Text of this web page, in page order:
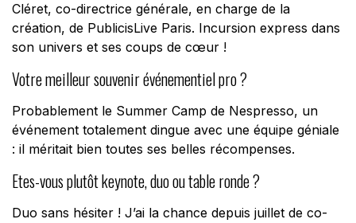
Cléret, co-directrice générale, en charge de la
création, de PublicisLive Paris. Incursion express dans
son univers et ses coups de cœur !
Votre meilleur souvenir événementiel pro ?
Probablement le Summer Camp de Nespresso, un
événement totalement dingue avec une équipe géniale
: il méritait bien toutes ses belles récompenses.
Etes-vous plutôt keynote, duo ou table ronde ?
Duo sans hésiter ! J’ai la chance depuis juillet de co-